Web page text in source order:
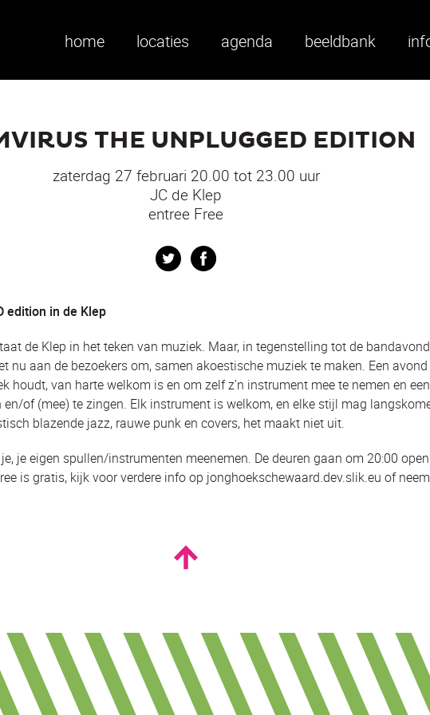
home locaties agenda beeldbank
THE UNPLUGGED EDITION
zaterdag 27 februari 20.00 tot 23.00 uur
JC de Klep
entree Free
Twitter
edition in de Klep
de Klep in het teken van muziek. Maar, in tegenstelling tot de
nu aan de bezoekers om, samen akoestische muziek te maken. Een
houdt, van harte welkom is en om zelf z’n instrument mee te nemen en
en/of (mee) te zingen. Elk instrument is welkom, en elke stijl mag
blazende jazz, rauwe punk en covers, het maakt niet uit.
je eigen spullen/instrumenten meenemen. De deuren gaan om 20:00
is gratis, kijk voor verdere info op jonghoekschewaard.dev.slik.eu of